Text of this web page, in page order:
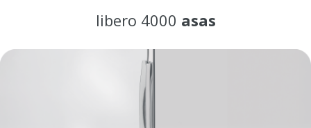
libero 4000 asas